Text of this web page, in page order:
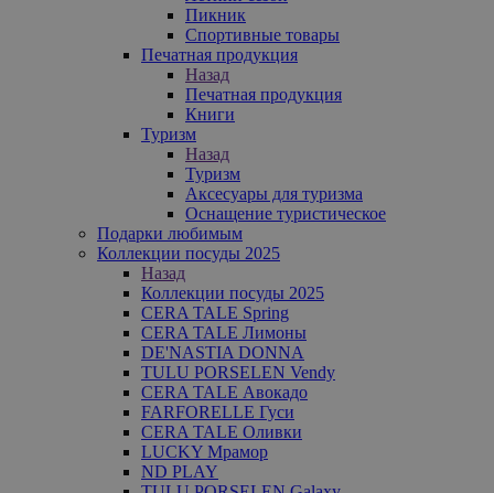
Пикник
Спортивные товары
Печатная продукция
Назад
Печатная продукция
Книги
Туризм
Назад
Туризм
Аксесуары для туризма
Оснащение туристическое
Подарки любимым
Коллекции посуды 2025
Назад
Коллекции посуды 2025
CERA TALE Spring
CERA TALE Лимоны
DE'NASTIA DONNA
TULU PORSELEN Vendy
CERA TALE Авокадо
FARFORELLE Гуси
CERA TALE Оливки
LUCKY Мрамор
ND PLAY